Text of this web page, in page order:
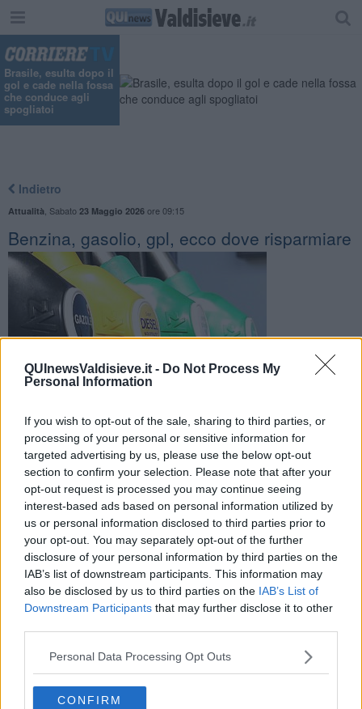
QUInewsValdisieve.it - Do Not Process My
Personal Information
If you wish to opt-out of the sale, sharing to third parties, or
processing of your personal or sensitive information for
targeted advertising by us, please use the below opt-out
section to confirm your selection. Please note that after your
opt-out request is processed you may continue seeing
interest-based ads based on personal information utilized by
us or personal information disclosed to third parties prior to
your opt-out. You may separately opt-out of the further
disclosure of your personal information by third parties on the
IAB’s list of downstream participants. This information may
also be disclosed by us to third parties on the IAB’s List of
Downstream Participants that may further disclose it to other
Personal Data Processing Opt Outs
CONFIRM
Brasile, esulta dopo il
gol e cade nella fossa
che conduce agli
spogliatoi
Indietro
Attualità Sabato 23 Maggio 2026ore 09:15
Benzina, gasolio, gpl, ecco dove risparmiare
Ecco l'elenco dei prezzi del carburante in provincia di Firenze.
Comune per comune gli impianti più economici dove fare
rifornimento.
PROVINCIA DI FIRENZE —Questi i prezzi dei carburantirilevati al
giorno 23 May 2026 dalMinistero dello sviluppo economico